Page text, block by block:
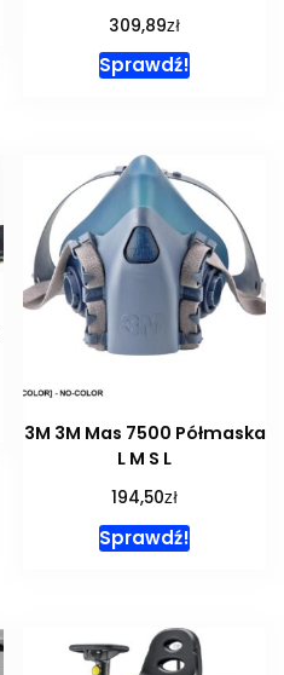
309,89zł
Sprawdź!
3M 3M Mas 7500 Półmaska
L M S L
194,50zł
Sprawdź!